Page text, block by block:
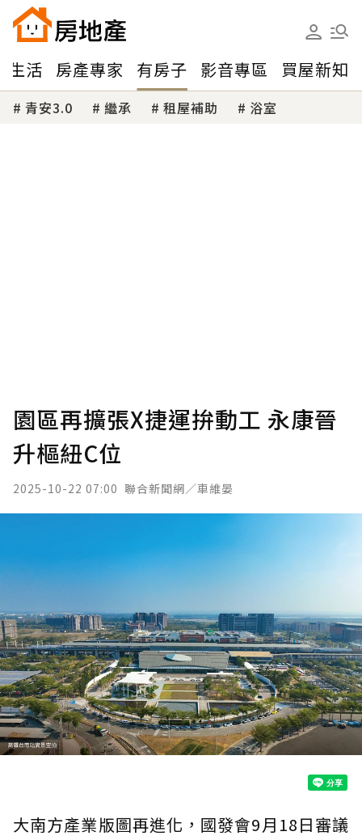
生活 房產專家 有房子 影音專區 買屋新知
青安3.0 繼承 租屋補助 浴室
園區再擴張X捷運拚動工 永康晉
升樞紐C位
2025-10-22 07:00 聯合新聞網／車維晏
大南方產業版圖再進化，國發會9月18日審議